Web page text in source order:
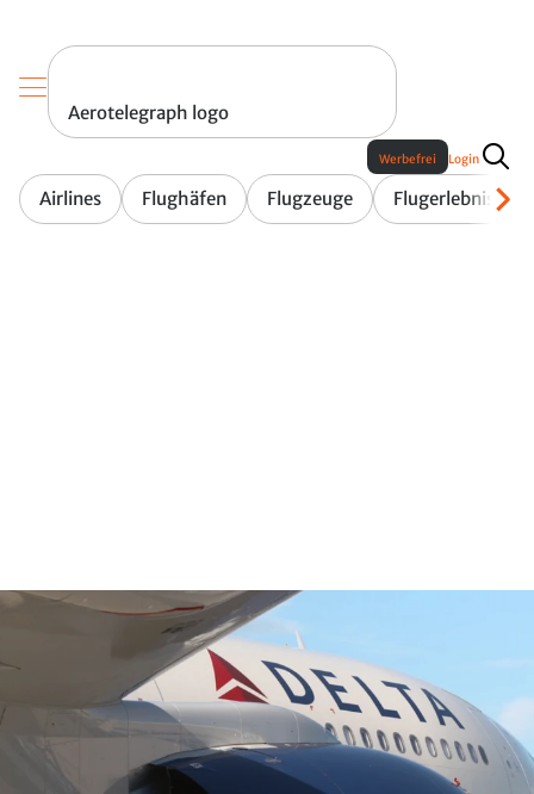
Aerotelegraph logo
Airlines Flughäfen Flugzeuge Flugerlebnis
Werbefrei Login